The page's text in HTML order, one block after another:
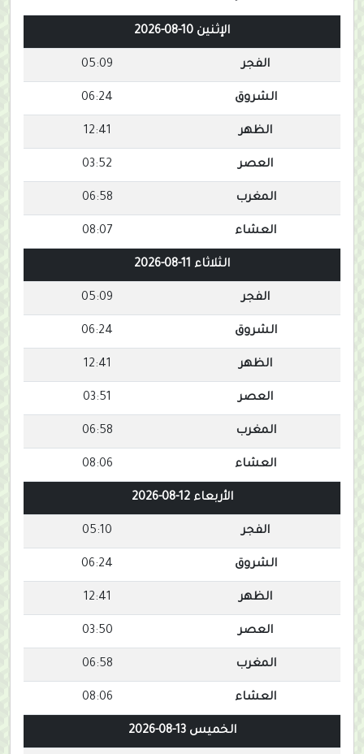
الإثنين 10-08-2026
الفجر 05:09
الشروق 06:24
الظهر 12:41
العصر 03:52
المغرب 06:58
العشاء 08:07
الثلاثاء 11-08-2026
الفجر 05:09
الشروق 06:24
الظهر 12:41
العصر 03:51
المغرب 06:58
العشاء 08:06
الأربعاء 12-08-2026
الفجر 05:10
الشروق 06:24
الظهر 12:41
العصر 03:50
المغرب 06:58
العشاء 08:06
الخميس 13-08-2026